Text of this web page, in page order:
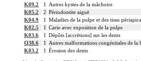
K09.2
1
Autres kystes de la mâchoire
K05.2
2 Périodontite aiguë
K04.9
1 Maladies de la pulpe et des tissu
K02.5
1 Carie avec exposition de la pulpe
K03.6
1 Dépôts [accrétions] sur les dents
Q38.6
1
Autres malformations congénitales de la
K03.2
1 Érosion des dents